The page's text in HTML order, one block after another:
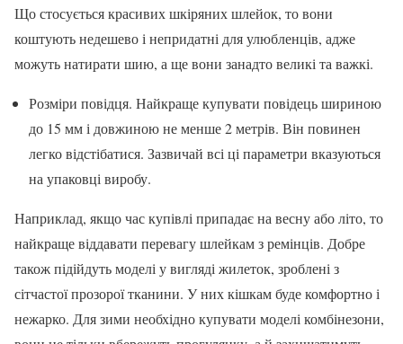
Що стосується красивих шкіряних шлейок, то вони
коштують недешево і непридатні для улюбленців, адже
можуть натирати шию, а ще вони занадто великі та важкі.
Розміри повідця. Найкраще купувати повідець шириною
до 15 мм і довжиною не менше 2 метрів. Він повинен
легко відстібатися. Зазвичай всі ці параметри вказуються
на упаковці виробу.
Наприклад, якщо час купівлі припадає на весну або літо, то
найкраще віддавати перевагу шлейкам з ремінців. Добре
також підійдуть моделі у вигляді жилеток, зроблені з
сітчастої прозорої тканини. У них кішкам буде комфортно і
нежарко. Для зими необхідно купувати моделі комбінезони,